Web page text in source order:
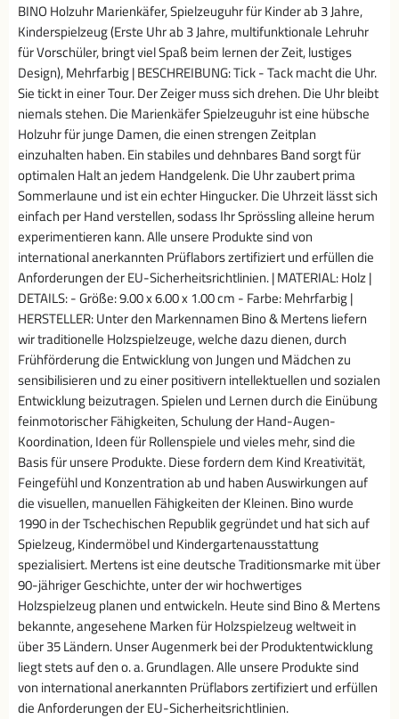
BINO Holzuhr Marienkäfer, Spielzeuguhr für Kinder ab 3 Jahre,
Kinderspielzeug (Erste Uhr ab 3 Jahre, multifunktionale Lehruhr
für Vorschüler, bringt viel Spaß beim lernen der Zeit, lustiges
Design), Mehrfarbig | BESCHREIBUNG: Tick - Tack macht die Uhr.
Sie tickt in einer Tour. Der Zeiger muss sich drehen. Die Uhr bleibt
niemals stehen. Die Marienkäfer Spielzeuguhr ist eine hübsche
Holzuhr für junge Damen, die einen strengen Zeitplan
einzuhalten haben. Ein stabiles und dehnbares Band sorgt für
optimalen Halt an jedem Handgelenk. Die Uhr zaubert prima
Sommerlaune und ist ein echter Hingucker. Die Uhrzeit lässt sich
einfach per Hand verstellen, sodass Ihr Sprössling alleine herum
experimentieren kann. Alle unsere Produkte sind von
international anerkannten Prüflabors zertifiziert und erfüllen die
Anforderungen der EU-Sicherheitsrichtlinien. | MATERIAL: Holz |
DETAILS: - Größe: 9.00 x 6.00 x 1.00 cm - Farbe: Mehrfarbig |
HERSTELLER: Unter den Markennamen Bino & Mertens liefern
wir traditionelle Holzspielzeuge, welche dazu dienen, durch
Frühförderung die Entwicklung von Jungen und Mädchen zu
sensibilisieren und zu einer positivern intellektuellen und sozialen
Entwicklung beizutragen. Spielen und Lernen durch die Einübung
feinmotorischer Fähigkeiten, Schulung der Hand-Augen-
Koordination, Ideen für Rollenspiele und vieles mehr, sind die
Basis für unsere Produkte. Diese fordern dem Kind Kreativität,
Feingefühl und Konzentration ab und haben Auswirkungen auf
die visuellen, manuellen Fähigkeiten der Kleinen. Bino wurde
1990 in der Tschechischen Republik gegründet und hat sich auf
Spielzeug, Kindermöbel und Kindergartenausstattung
spezialisiert. Mertens ist eine deutsche Traditionsmarke mit über
90-jähriger Geschichte, unter der wir hochwertiges
Holzspielzeug planen und entwickeln. Heute sind Bino & Mertens
bekannte, angesehene Marken für Holzspielzeug weltweit in
über 35 Ländern. Unser Augenmerk bei der Produktentwicklung
liegt stets auf den o. a. Grundlagen. Alle unsere Produkte sind
von international anerkannten Prüflabors zertifiziert und erfüllen
die Anforderungen der EU-Sicherheitsrichtlinien.